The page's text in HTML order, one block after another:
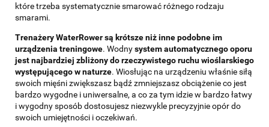
które trzeba systematycznie smarować różnego rodzaju
smarami.
Trenażery WaterRower są krótsze niż inne podobne im
urządzenia treningowe. Wodnysystem automatycznego oporu
jest najbardziej zbliżony do rzeczywistego ruchu wioślarskiego
występującego w naturze. Wiosłując na urządzeniu właśnie siłą
swoich mięśni zwiększasz bądź zmniejszasz obciążenie co jest
bardzo wygodne i uniwersalne, a co za tym idzie w bardzo łatwy
i wygodny sposób dostosujesz niezwykle precyzyjnie opór do
swoich umiejętności i oczekiwań.